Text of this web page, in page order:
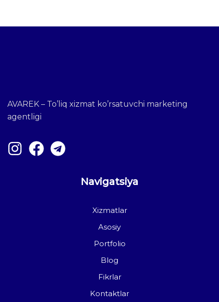
AVAREK – To’liq xizmat ko’rsatuvchi marketing
agentligi
Navigatsiya
Xizmatlar
Asosiy
Portfolio
Blog
Fikrlar
Kontaktlar